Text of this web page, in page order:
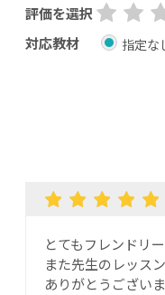
評価を選択
対応教材 指定な
とてもフレンドリ
また先生のレッス
ありがとうございま